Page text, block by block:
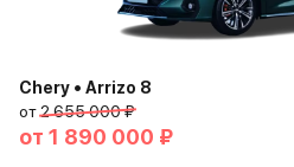
Chery • Arrizo 8
от2 655 000 ₽
от 1 890 000 ₽